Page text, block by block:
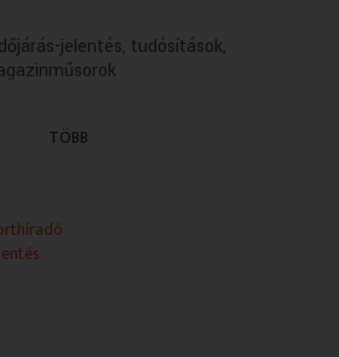
jelentés, tudósítások,
- HÍRADÓ
- Nemzeti Sporthíradó
- Időjárás-jelentés
- Ma délelőtt
- HÍREK
TÖBB